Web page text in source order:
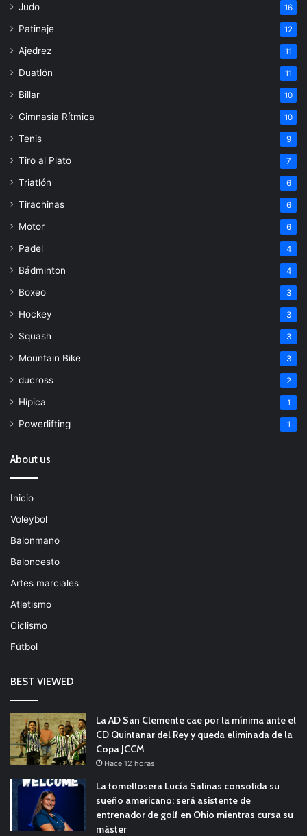
Judo 16
Patinaje 12
Ajedrez 11
Duatlón 11
Billar 10
Gimnasia Rítmica 10
Tenis 9
Tiro al Plato 7
Triatlón 6
Tirachinas 6
Motor 6
Padel 4
Bádminton 4
Boxeo 3
Hockey 3
Squash 3
Mountain Bike 3
ducross 2
Hípica 1
Powerlifting 1
About us
Inicio
Voleybol
Balonmano
Baloncesto
Artes marciales
Atletismo
Ciclismo
Fútbol
BEST VIEWED
La AD San Clemente cae por la mínima ante el
CD Quintanar del Rey y queda eliminada de la
Copa JCCM
Hace 12 horas
La tomellosera Lucía Salinas consolida su
sueño americano: será asistente de
entrenador de golf en Ohio mientras cursa su
máster